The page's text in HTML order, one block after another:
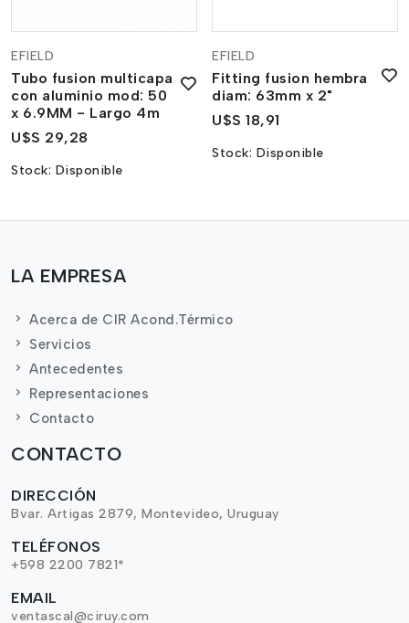
EFIELD
Tubo fusion multicapa
con aluminio mod: 50
x 6.9MM - Largo 4m
U$S 29,28
Stock: Disponible
EFIELD
Fitting fusion hembra
diam: 63mm x 2"
U$S 18,91
Stock: Disponible
LA EMPRESA
Acerca de CIR Acond.Térmico
Servicios
Antecedentes
Representaciones
Contacto
CONTACTO
DIRECCIÓN
Bvar. Artigas 2879, Montevideo, Uruguay
TELÉFONOS
+598 2200 7821*
EMAIL
ventascal@ciruy.com